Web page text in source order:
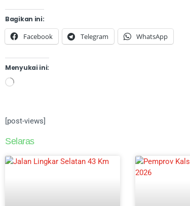
Bagikan ini:
Facebook Telegram WhatsApp
Menyukai ini:
[post-views]
Selaras